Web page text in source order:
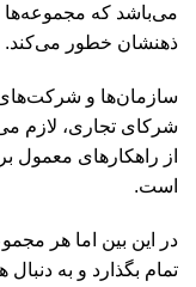
می‌باشد که مجموعه‌ها
ذهنشان خطور می‌کند.
سازمان‌ها و شرکت‌های
شرکای تجاری، لازم
از راهکارهای معمول
است.
در این بین اما هر
تمام بگذارد و به